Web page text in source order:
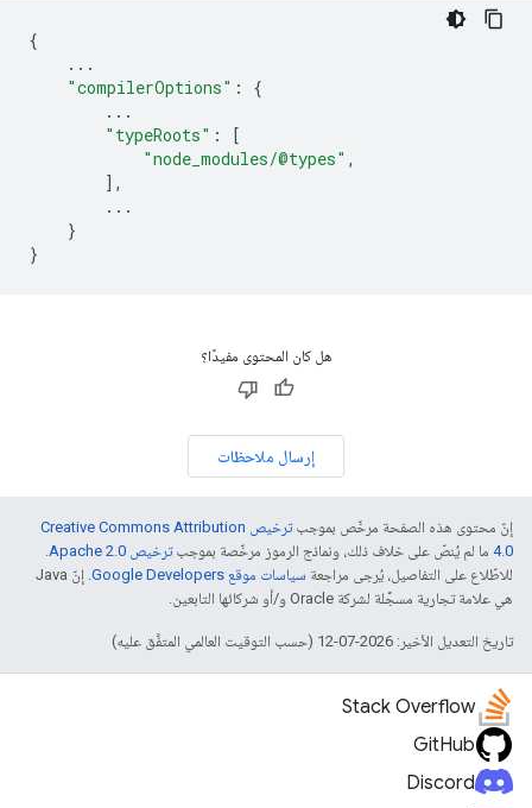
{
...
"compilerOptions" :
{
...
"typeRoots" :
[
"node_modules/@types" ,
],
...
}
}
هل كان المحتوى مفيدًا؟
إرسال ملاحظات
إنّ محتوى هذه الصفحة مرخّص بموجب
ترخيص Creative Commons Attribution
4.0‏ ما لم يُنصّ على خلاف ذلك، ونماذج الرموز مرخّصة بموجبترخيص Apache 2.0‏
.
للاطّلاع على التفاصيل، يُرجى مراجعة سياسات موقع Google Developers‏
. إنّ Java
هي علامة تجارية مسجَّلة لشركة Oracle و/أو شركائها التابعين.
تاريخ التعديل الأخير: 2026-07-12 (حسب التوقيت العالمي المتفَّق عليه)
Stack Overflow
GitHub
Discord